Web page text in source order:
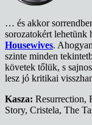
… és akkor
sorozatokért lehetünk
Housewives.
szinte minden
követek tőlük, s
lesz jó kritikai
Kasza: Resurrection,
Story, Cristela, The